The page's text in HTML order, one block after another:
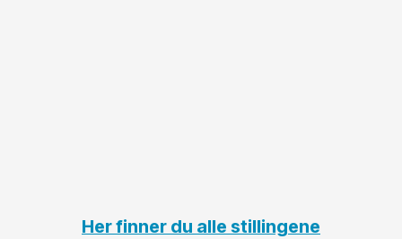
Her finner du alle stillingene